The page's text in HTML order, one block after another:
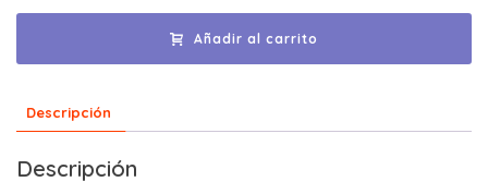
Añadir al carrito
Descripción
Descripción